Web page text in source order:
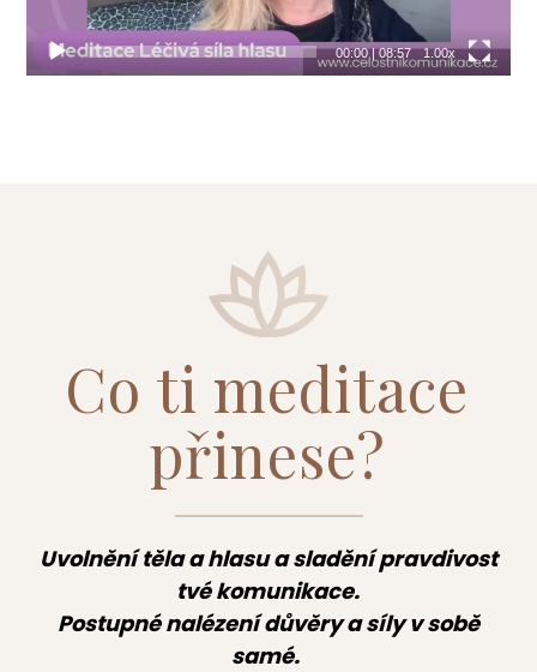
00:00|08:57 1.00x
Co ti meditace
přinese?
Uvolnění těla a hlasu a sladění pravdivost
tvé komunikace.
Postupné nalézení důvěry a síly v sobě
samé.